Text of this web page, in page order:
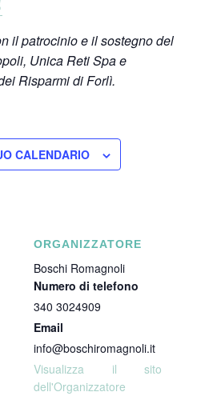
il patrocinio e il sostegno del
Unica Reti Spa e
Risparmi di Forlì.
CALENDARIO
ORGANIZZATORE
Boschi Romagnoli
Numero di telefono
340 3024909
Email
info@boschiromagnoli.it
Visualizza il sito
dell'Organizzatore